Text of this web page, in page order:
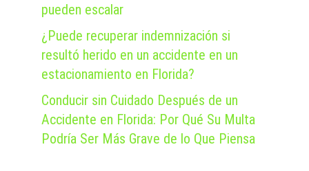
pueden escalar
¿Puede recuperar indemnización si
resultó herido en un accidente en un
estacionamiento en Florida?
Conducir sin Cuidado Después de un
Accidente en Florida: Por Qué Su Multa
Podría Ser Más Grave de lo Que Piensa